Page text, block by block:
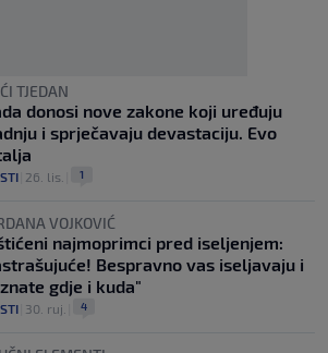
TJEDAN
donosi nove zakone koji uređuju
i sprječavaju devastaciju. Evo
26. lis. 1
VOJKOVIĆ
najmoprimci pred iseljenjem:
Bespravno vas iseljavaju i
gdje i kuda"
30. ruj. 4